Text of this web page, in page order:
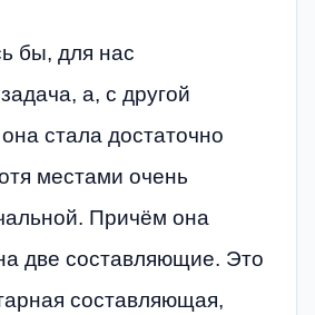
бы, для нас
а, с другой
стала достаточно
местами очень
Причём она
две составляющие. Это
составляющая,